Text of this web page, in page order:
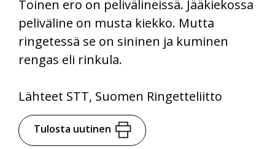
Toinen ero on pelivälineissä. Jääkiekossa
peliväline on musta kiekko. Mutta
ringetessä se on sininen ja kuminen
rengas eli rinkula.
Lähteet STT, Suomen Ringetteliitto
Tulosta uutinen